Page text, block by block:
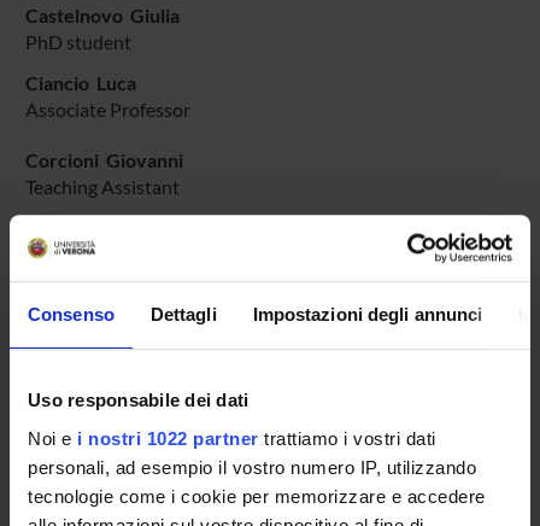
Consenso Dettagli Impostazioni degli annunci
Uso responsabile dei dati
Noi e i nostri 1022 partner trattiamo i vostri dati
personali, ad esempio il vostro numero IP, utilizzando
tecnologie come i cookie per memorizzare e accedere
Castelnovo Giulia
PhD student
Ciancio Luca
Associate Professor
Corcioni Giovanni
Teaching Assistant
Associate Professor
Associate Professor
Associate Professor
Romagnani Gian Paolo
Full Professor
Rossi Mariaclara